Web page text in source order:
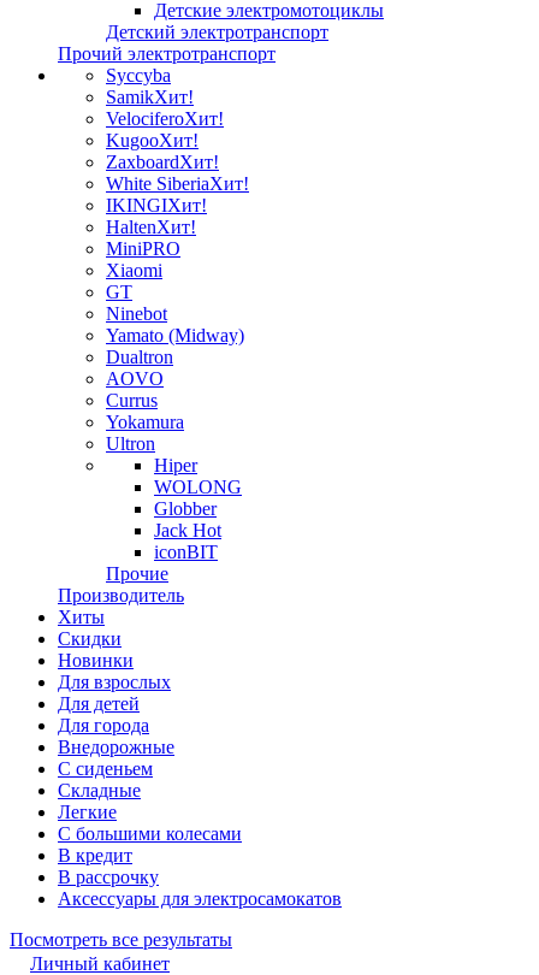
Детские электромотоциклы
Детский электротранспорт
Прочий электротранспорт
Syccyba
SamikХит!
VelociferoХит!
KugooХит!
ZaxboardХит!
White SiberiaХит!
IKINGIХит!
HaltenХит!
MiniPRO
Xiaomi
GT
Ninebot
Yamato (Midway)
Dualtron
AOVO
Currus
Yokamura
Ultron
Hiper
WOLONG
Globber
Jack Hot
iconBIT
Прочие
Производитель
Хиты
Скидки
Новинки
Для взрослых
Для детей
Для города
Внедорожные
С сиденьем
Складные
Легкие
С большими колесами
В кредит
В рассрочку
Аксессуары для электросамокатов
Посмотреть все результаты
Личный кабинет